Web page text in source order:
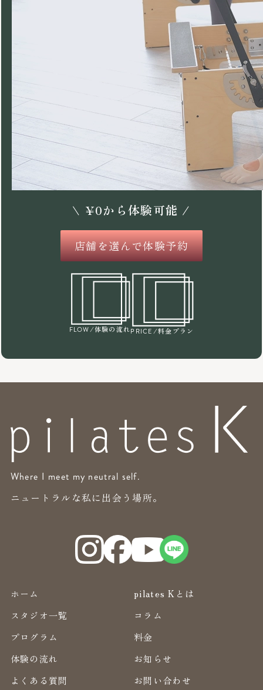
\ ¥0から体験可能 /
店舗を選んで体験予約
FLOW /体験の流れPRICE /料金プラン
Where I meet my neutral self.
ニュートラルな私に出会う場所。
ホーム
pilates Kとは
スタジオ一覧
コラム
プログラム
料金
体験の流れ
お知らせ
よくある質問
お問い合わせ